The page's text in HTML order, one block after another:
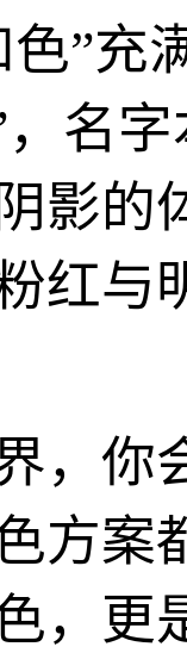
色”充
，名
影的
红与
，你
方案
，更